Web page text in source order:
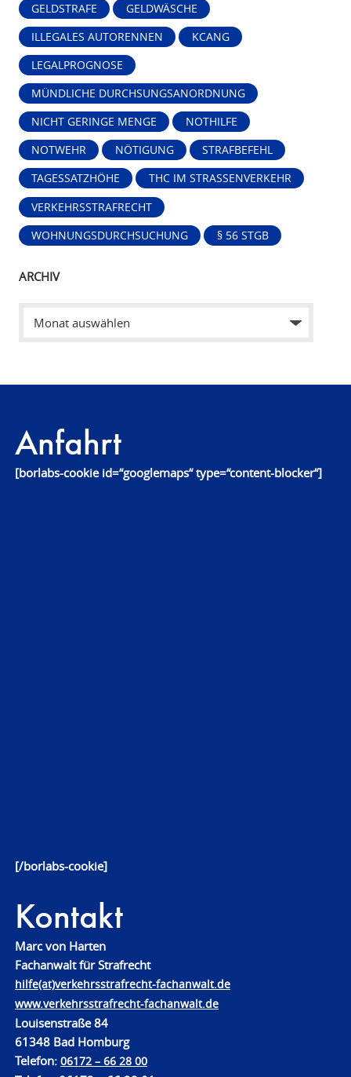
GELDSTRAFE GELDWÄSCHE
ILLEGALES AUTORENNEN KCANG
LEGALPROGNOSE
MÜNDLICHE DURCHSUNGSANORDNUNG
NICHT GERINGE MENGE NOTHILFE
NOTWEHR NÖTIGUNG STRAFBEFEHL
TAGESSATZHÖHE THC IM STRASSENVERKEHR
VERKEHRSSTRAFRECHT
WOHNUNGSDURCHSUCHUNG § 56 STGB
ARCHIV
Anfahrt
[borlabs-cookie id=“googlemaps“ type=“content-blocker“]
[/borlabs-cookie]
Kontakt
Marc von Harten
Fachanwalt für Strafrecht
hilfe(at)verkehrsstrafrecht-fachanwalt.de
www.verkehrsstrafrecht-fachanwalt.de
Louisenstraße 84
61348 Bad Homburg
Telefon: 06172 – 66 28 00